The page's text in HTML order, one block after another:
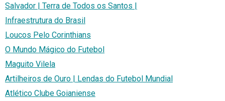
Salvador | Terra de Todos os Santos |
Infraestrutura do Brasil
Loucos Pelo Corinthians
O Mundo Mágico do Futebol
Maguito Vilela
Artilheiros de Ouro | Lendas do Futebol Mundial
Atlético Clube Goianiense